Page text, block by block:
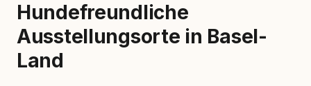
Hundefreundliche
Ausstellungsorte in Basel-
Land